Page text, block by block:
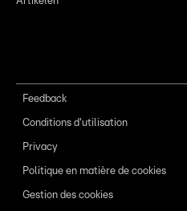
Feedback
Conditions d'utilisation
Privacy
Politique en matière de cookies
Gestion des cookies